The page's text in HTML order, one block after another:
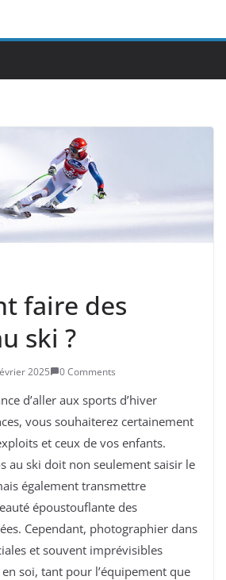
faire des
ski ?
2025 0 Comments
d’aller aux sports d’hiver
vous souhaiterez certainement
et ceux de vos enfants.
au ski doit non seulement saisir le
également transmettre
époustouflante des
Cependant, photographier dans
et souvent imprévisibles
soi, tant pour l’équipement que